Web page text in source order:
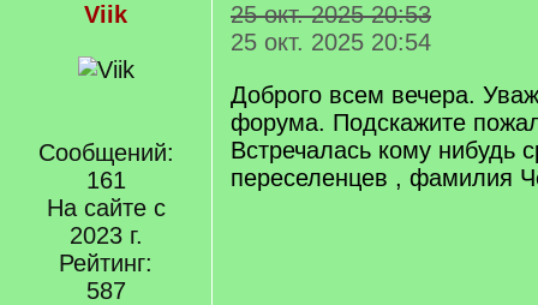
Viik
Сообщений:
161
На сайте с
2023 г.
Рейтинг:
587
25 окт. 2025 20:53
25 окт. 2025 20:54
Доброго всем вечера.
форума. Подскажите
Встречалась кому нибудь
переселенцев , фамилия